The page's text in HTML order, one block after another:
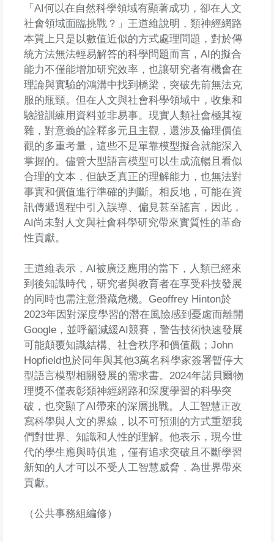
「AI何以在自然科學領域有顯著成功，卻在人文
社會領域面臨挑戰？」王道維說明，類神經網路
本質上只是以數值近似的方式處理問題，對於傳
統方法無法輕易解答的科學問題而言，AI的擬合
能力不僅能增加研究效率，也讓研究者有機會在
理論與實驗的鴻溝中找到橋梁，突破先前無法克
服的瓶頸。但在人文與社會科學領域中，收集和
驗證訓練用資料並非易事。現實人類社會極其複
雜，對意義的詮釋多元且主觀，還涉及倫理價值
觀的多重考量，這些不是單靠模型擬合就能深入
掌握的。儘管大型語言模型可以生成流暢且看似
合理的文本，但缺乏真正的理解能力，也無法對
事實和價值進行準確的判斷。相反地，可能在資
訊傳遞過程中引入誤導、偏見甚至謠言，因此，
AI尚未對人文與社會科學研究帶來實質性的革命
性貢獻。
王道維表示，AI被廣泛應用的當下，人類已經來
到後知識時代，研究者與教育者在享受科技發展
的同時也需注意潛藏危機。Geoffrey Hinton於
2023年因對深度學習的潛在風險感到憂慮而離開
Google，並呼籲減緩AI競賽，警告技術快速發展
可能顛覆知識結構、社會秩序和價值觀；John
Hopfield也於同年與其他3萬名科學家簽署暫停大
型語言模型相關發展的需求書。2024年諾貝爾物
理獎不僅表彰類神經網路和深度學習的科學突
破，也突顯了AI帶來的深層挑戰。人工智慧正改
寫科學與人文的界線，以不可預測的方式重塑我
們對世界、知識和人性的理解。他表示，現今世
代的學生應與時俱進，僅有追求突破且不斷學習
新知的人才可以不受人工智慧威脅，為世界帶來
貢獻。
（公共事務組編修）